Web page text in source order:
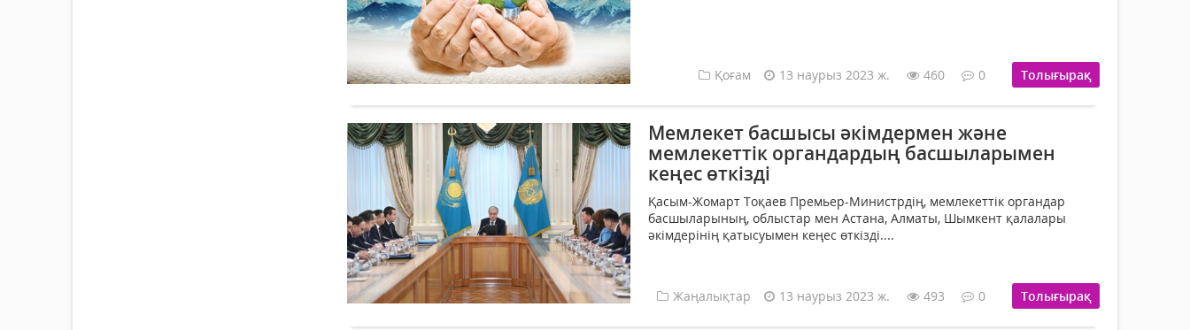
Қоғам 13 наурыз 2023 ж. 460 0 Толығырақ
Мемлекет басшысы әкімдермен және
мемлекеттік органдардың басшыларымен
кеңес өткізді
Қасым-Жомарт Тоқаев Премьер-Министрдің, мемлекеттік органдар
басшыларының, облыстар мен Астана, Алматы, Шымкент қалалары
әкімдерінің қатысуымен кеңес өткізді....
Жаңалықтар 13 наурыз 2023 ж. 493 0 Толығырақ